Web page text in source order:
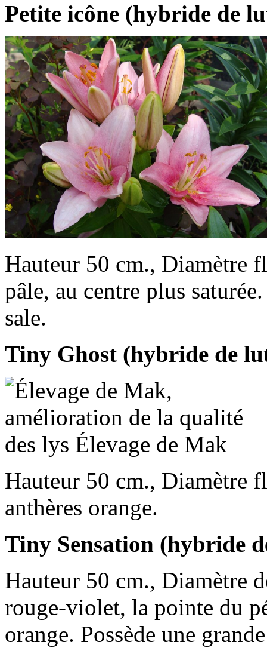
Petite icône (hybride de
Hauteur 50 cm., Diamètre
pâle, au centre plus
sale.
Tiny Ghost (hybride de
Hauteur 50 cm., Diamètre
anthères orange.
Tiny Sensation (hybride
Hauteur 50 cm., Diamètre
rouge-violet, la pointe du
orange. Possède une